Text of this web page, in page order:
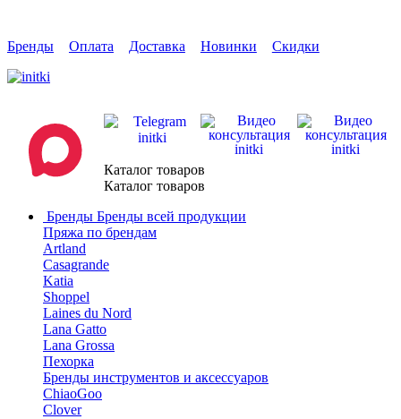
Бренды Оплата Доставка Новинки Скидки
Каталог товаров
Каталог товаров
Бренды Бренды всей продукции
Пряжа по брендам
Artland
Casagrande
Katia
Shoppel
Laines du Nord
Lana Gatto
Lana Grossa
Пехорка
Бренды инструментов и аксессуаров
ChiaoGoo
Clover